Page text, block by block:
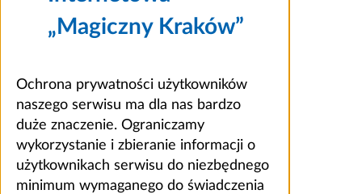
„Magiczny Kraków”
Ochrona prywatności użytkowników
naszego serwisu ma dla nas bardzo
duże znaczenie. Ograniczamy
wykorzystanie i zbieranie informacji o
użytkownikach serwisu do niezbędnego
minimum wymaganego do świadczenia